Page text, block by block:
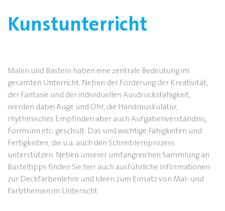
Kunstunterricht
Malen und Basteln haben eine zentrale Bedeutung im
gesamten Unterricht. Neben der Förderung der Kreativität,
der Fantasie und der individuellen Ausdrucksfähigkeit,
werden dabei Auge und Ohr, die Handmuskulatur,
rhythmisches Empfinden aber auch Aufgabenverständnis,
Formsinn etc. geschult. Das sind wichtige Fähigkeiten und
Fertigkeiten, die u.a. auch den Schreiblernprozess
unterstützen. Neben unserer umfangreichen Sammlung an
Basteltipps finden Sie hier auch ausführliche Informationen
zur Deckfarbenlehre und Ideen zum Einsatz von Mal- und
Farbthemen im Unterricht.